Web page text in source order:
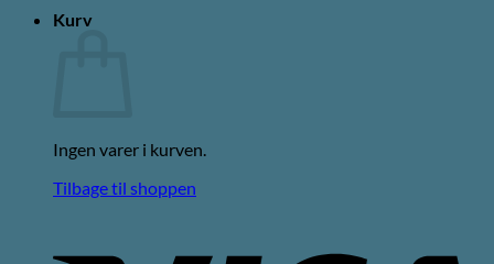
Kurv
Ingen varer i kurven.
Tilbage til shoppen